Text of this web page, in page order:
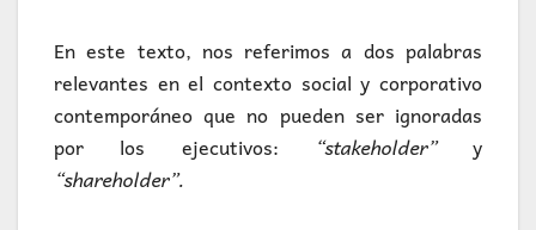
En este texto, nos referimos a dos palabras
relevantes en el contexto social y corporativo
contemporáneo que no pueden ser ignoradas
por los ejecutivos:
“stakeholder”y
“shareholder”.